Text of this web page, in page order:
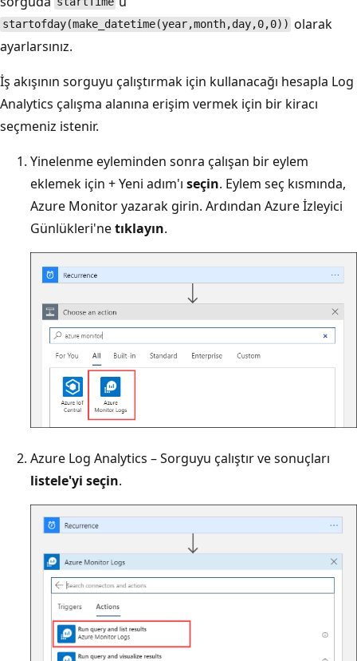
startofday(make_datetime(year,month,day,0,0)) olarak
ayarlarsınız.
İş akışının sorguyu çalıştırmak için kullanacağı hesapla Log
Analytics çalışma alanına erişim vermek için bir kiracı
seçmeniz istenir.
Yinelenme eyleminden sonra çalışan bir eylem
eklemek için + Yeni adım'ı seçin. Eylem seç kısmında,
Azure Monitor yazarak girin. Ardından Azure İzleyici
Günlükleri'netıklayın.
Azure Log Analytics – Sorguyu çalıştır ve sonuçları
listele'yi seçin.